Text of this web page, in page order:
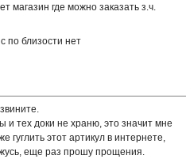
магазин где можно заказать з.ч.
по близости нет
и тех доки не храню, это значит мне
гуглить этот артикул в интернете,
еще раз прошу прощения.